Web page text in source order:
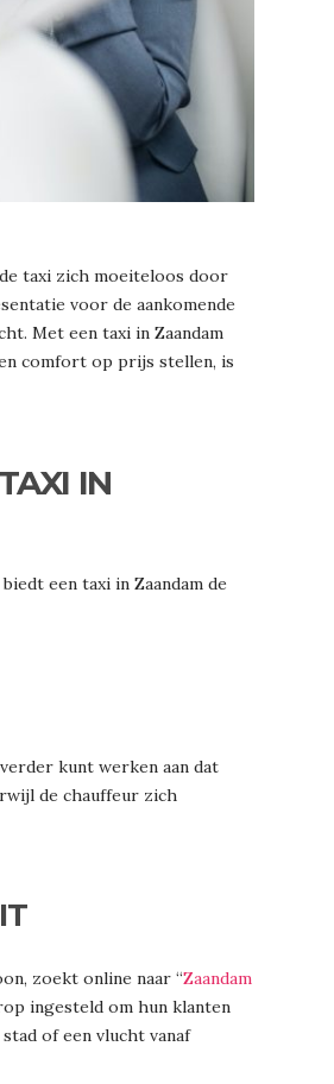
taxi zich moeiteloos door
voor de aankomende
Met een taxi in Zaandam
comfort op prijs stellen, is
IN
een taxi in Zaandam de
kunt werken aan dat
de chauffeur zich
zoekt online naar “Zaandam
ingesteld om hun klanten
of een vlucht vanaf